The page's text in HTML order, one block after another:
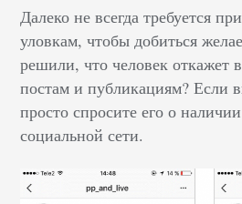
Далеко не всегда требуется
уловкам, чтобы добиться
решили, что человек откажет
постам и публикациям? Если
просто спросите его о
социальной сети.